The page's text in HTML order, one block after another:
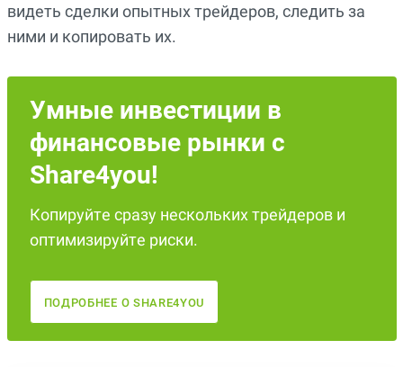
видеть сделки опытных трейдеров, следить за
ними и копировать их.
Умные инвестиции в
финансовые рынки с
Share4you!
Копируйте сразу нескольких трейдеров и
оптимизируйте риски.
ПОДРОБНЕЕ О SHARE4YOU